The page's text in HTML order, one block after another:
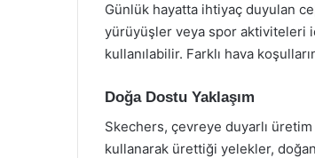
Günlük hayatta ihtiyaç duyulan
yürüyüşler veya spor aktiviteleri
kullanılabilir. Farklı hava
Doğa Dostu Yaklaşım
Skechers, çevreye duyarlı
kullanarak ürettiği yelekler,